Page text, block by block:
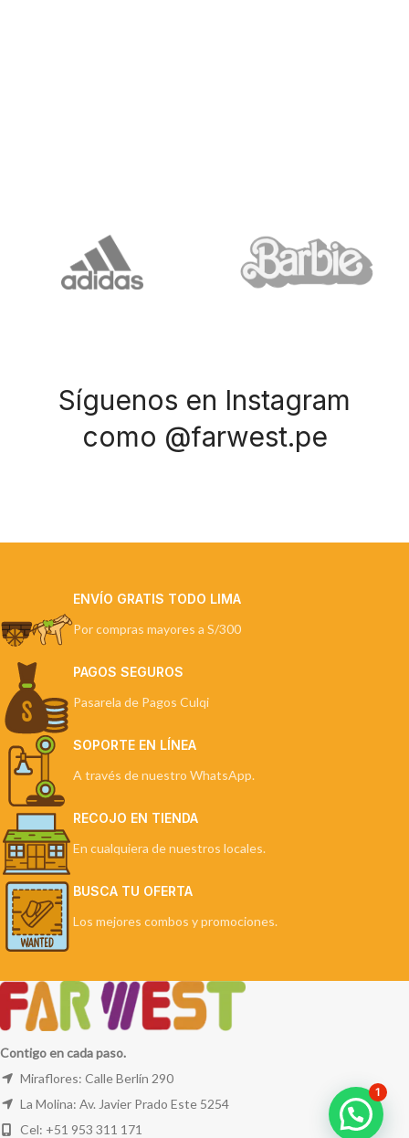
Síguenos en Instagram
como @farwest.pe
ENVÍO GRATIS TODO LIMA
Por compras mayores a S/300
PAGOS SEGUROS
Pasarela de Pagos Culqi
SOPORTE EN LÍNEA
A través de nuestro WhatsApp.
RECOJO EN TIENDA
En cualquiera de nuestros locales.
BUSCA TU OFERTA
Los mejores combos y promociones.
Contigo en cada paso.
Miraflores: Calle Berlín 290
La Molina: Av. Javier Prado Este 5254
Cel: +51 953 311 171
1